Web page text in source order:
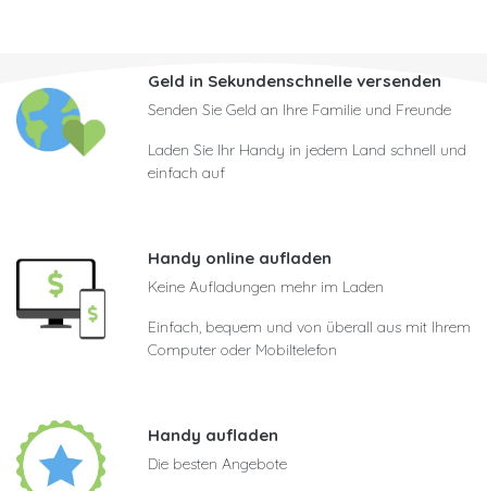
Geld in Sekundenschnelle versenden
Senden Sie Geld an Ihre Familie und Freunde
Laden Sie Ihr Handy in jedem Land schnell und
einfach auf
Handy online aufladen
Keine Aufladungen mehr im Laden
Einfach, bequem und von überall aus mit Ihrem
Computer oder Mobiltelefon
Handy aufladen
Die besten Angebote